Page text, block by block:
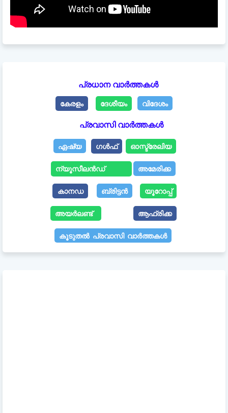
പ്രധാന വാർത്തകൾ
കേരളം ദേശീയം വിദേശം
പ്രവാസി വാർത്തകൾ
ഏഷ്യ ഗൾഫ് ഓസ്ട്രേലിയ
ന്യൂസീലൻഡ് അമേരിക്ക
കാനഡ ബ്രിട്ടൻ യൂറോപ്പ്
അയർലണ്ട് ആഫ്രിക്ക
കൂടുതൽ പ്രവാസി വാർത്തകൾ